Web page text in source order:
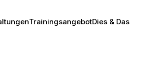
TrainingsangebotDies & Das